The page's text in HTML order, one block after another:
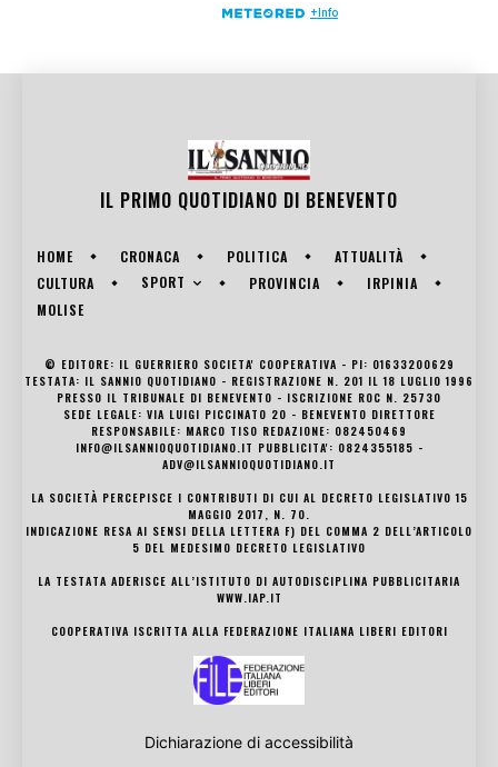
IL PRIMO QUOTIDIANO DI BENEVENTO
HOME CRONACA POLITICA
ATTUALITÀ
CULTURA
SPORT PROVINCIA
IRPINIA
MOLISE
© EDITORE: IL GUERRIERO SOCIETA' COOPERATIVA - PI: 01633200629
TESTATA: IL SANNIO QUOTIDIANO - REGISTRAZIONE N. 201 IL 18 LUGLIO 1996
PRESSO IL TRIBUNALE DI BENEVENTO - ISCRIZIONE ROC N. 25730
SEDE LEGALE: VIA LUIGI PICCINATO 20 - BENEVENTO DIRETTORE
RESPONSABILE: MARCO TISO REDAZIONE: 082450469
INFO@ILSANNIOQUOTIDIANO.IT PUBBLICITA': 0824355185 -
ADV@ILSANNIOQUOTIDIANO.IT
LA SOCIETÀ PERCEPISCE I CONTRIBUTI DI CUI AL DECRETO LEGISLATIVO 15
MAGGIO 2017, N. 70.
INDICAZIONE RESA AI SENSI DELLA LETTERA F) DEL COMMA 2 DELL’ARTICOLO
5 DEL MEDESIMO DECRETO LEGISLATIVO
LA TESTATA ADERISCE ALL’ISTITUTO DI AUTODISCIPLINA PUBBLICITARIA
WWW.IAP.IT
COOPERATIVA ISCRITTA ALLA FEDERAZIONE ITALIANA LIBERI EDITORI
Dichiarazione di accessibilità